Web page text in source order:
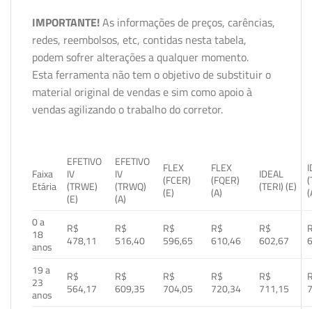
IMPORTANTE!As informações de preços, carências,
redes, reembolsos, etc, contidas nesta tabela,
podem sofrer alterações a qualquer momento.
Esta ferramenta não tem o objetivo de substituir o
material original de vendas e sim como apoio à
vendas agilizando o trabalho do corretor.
Faixa
Etária
EFETIVO
IV
(TRWE)
(E)
EFETIVO
IV
(TRWQ)
(A)
FLEX
(FCER)
(E)
FLEX
(FQER)
(A)
IDEAL
(TERI) (E)
0 a
18
anos
R$
478,11
R$
516,40
R$
596,65
R$
610,46
R$
602,67
19 a
23
anos
R$
564,17
R$
609,35
R$
704,05
R$
720,34
R$
711,15